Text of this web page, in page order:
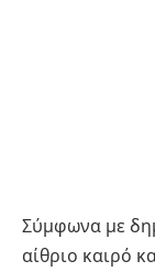
Σύμφωνα με
αίθριο καιρό